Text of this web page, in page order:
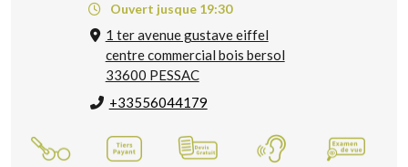
Ouvert jusque 19:30
1 ter avenue gustave eiffel
centre commercial bois bersol
33600 PESSAC
+33556044179